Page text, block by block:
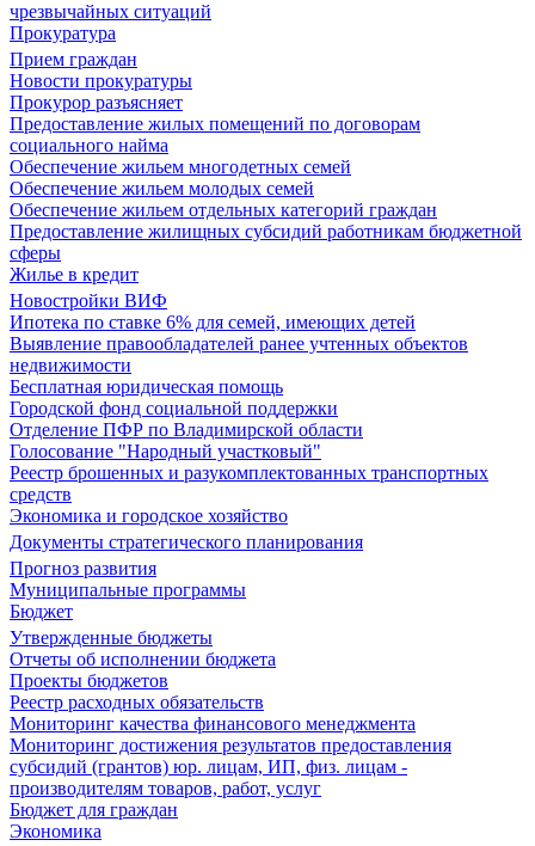
чрезвычайных ситуаций
Прокуратура
Прием граждан
Новости прокуратуры
Прокурор разъясняет
Предоставление жилых помещений по договорам
социального найма
Обеспечение жильем многодетных семей
Обеспечение жильем молодых семей
Обеспечение жильем отдельных категорий граждан
Предоставление жилищных субсидий работникам бюджетной
сферы
Жилье в кредит
Новостройки ВИФ
Ипотека по ставке 6% для семей, имеющих детей
Выявление правообладателей ранее учтенных объектов
недвижимости
Бесплатная юридическая помощь
Городской фонд социальной поддержки
Отделение ПФР по Владимирской области
Голосование "Народный участковый"
Реестр брошенных и разукомплектованных транспортных
средств
Экономика и городское хозяйство
Документы стратегического планирования
Прогноз развития
Муниципальные программы
Бюджет
Утвержденные бюджеты
Отчеты об исполнении бюджета
Проекты бюджетов
Реестр расходных обязательств
Мониторинг качества финансового менеджмента
Мониторинг достижения результатов предоставления
субсидий (грантов) юр. лицам, ИП, физ. лицам -
производителям товаров, работ, услуг
Бюджет для граждан
Экономика